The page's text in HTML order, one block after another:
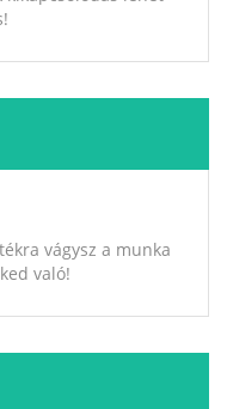
vágysz a munka
való!